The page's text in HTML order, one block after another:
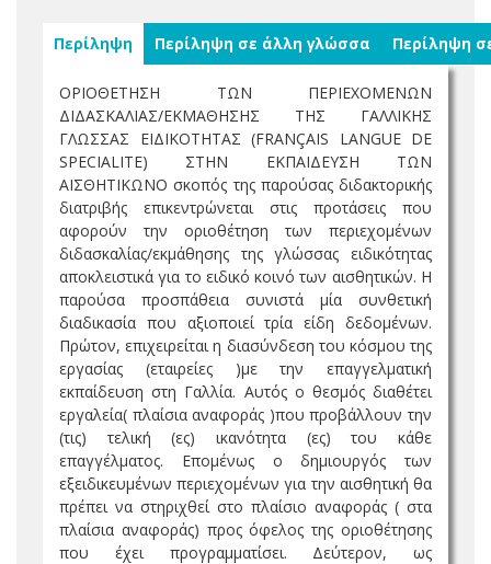
Περίληψη Περίληψη σε άλλη γλώσσα Περίληψη
ΟΡΙΟΘΕΤΗΣΗ ΤΩΝ ΠΕΡΙΕΧΟΜΕΝΩΝ
ΔΙΔΑΣΚΑΛΙΑΣ/ΕΚΜΑΘΗΣΗΣ ΤΗΣ ΓΑΛΛΙΚΗΣ
ΓΛΩΣΣΑΣ ΕΙΔΙΚΟΤΗΤΑΣ (FRANÇAIS LANGUE DE
SPECIALITE) ΣΤΗΝ ΕΚΠΑΙΔΕΥΣΗ ΤΩΝ
ΑΙΣΘΗΤΙΚΩΝΟ σκοπός της παρούσας διδακτορικής
διατριβής επικεντρώνεται στις προτάσεις που
αφορούν την οριοθέτηση των περιεχομένων
διδασκαλίας/εκμάθησης της γλώσσας ειδικότητας
αποκλειστικά για το ειδικό κοινό των αισθητικών. Η
παρούσα προσπάθεια συνιστά μία συνθετική
διαδικασία που αξιοποιεί τρία είδη δεδομένων.
Πρώτον, επιχειρείται η διασύνδεση του κόσμου της
εργασίας (εταιρείες )με την επαγγελματική
εκπαίδευση στη Γαλλία. Αυτός ο θεσμός διαθέτει
εργαλεία( πλαίσια αναφοράς )που προβάλλουν την
(τις) τελική (ες) ικανότητα (ες) του κάθε
επαγγέλματος. Επομένως ο δημιουργός των
εξειδικευμένων περιεχομένων για την αισθητική θα
πρέπει να στηριχθεί στο πλαίσιο αναφοράς ( στα
πλαίσια αναφοράς) προς όφελος της οριοθέτησης
που έχει προγραμματίσει. Δεύτερον, ως